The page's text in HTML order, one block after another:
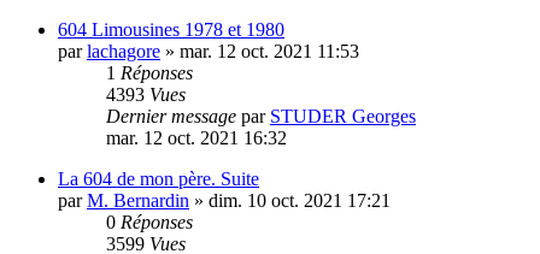
604 Limousines 1978 et 1980
parlachagore » mar. 12 oct. 2021 11:53
1 Réponses
4393 Vues
Dernier message par STUDER Georges
mar. 12 oct. 2021 16:32
La 604 de mon père. Suite
parM. Bernardin » dim. 10 oct. 2021 17:21
0 Réponses
3599 Vues